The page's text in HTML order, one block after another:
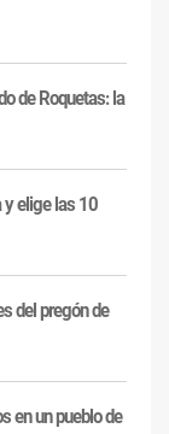
de Roquetas: la
y elige las 10
del pregón de
en un pueblo de